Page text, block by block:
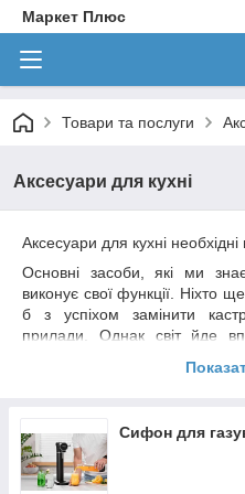
Маркет Плюс
Товари та послуги
Аксесуари для кухні
Аксесуари для кухні
Основні засоби, які ми
виконує свої функції. Ніхто
б з успіхом замінити
прилади. Однак світ йде
погляди на якість
мова йде про приладді.
функціональні, підходять для
Для невеликих кухонь
Сифон для